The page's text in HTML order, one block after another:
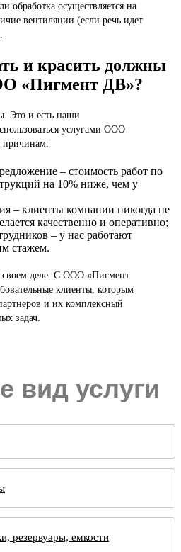
обработка осуществляется на
вентиляции (если речь идет
и красить должны
«Пигмент ДВ»?
Это и есть наши
услугами ООО
– стоимость работ по
на 10% ниже, чем у
– клиенты компании никогда не
качественно и оперативно;
– у нас работают
стажем.
своем деле. С ООО «Пигмент
клиенты, которым
и их комплексный
задач.
вид услуги
резервуары, емкости